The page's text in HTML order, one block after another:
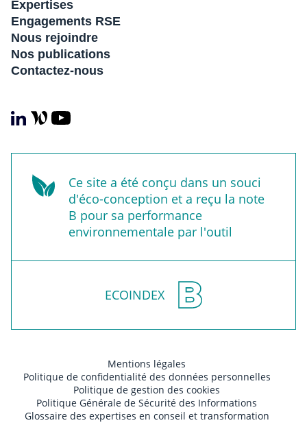
Expertises
Engagements RSE
Nous rejoindre
Nos publications
Contactez-nous
Ce site a été conçu dans un souci
d'éco-conception et a reçu la note
B pour sa performance
environnementale par l'outil
ECOINDEX
Mentions légales
Politique de confidentialité des données personnelles
Politique de gestion des cookies
Politique Générale de Sécurité des Informations
Glossaire des expertises en conseil et transformation